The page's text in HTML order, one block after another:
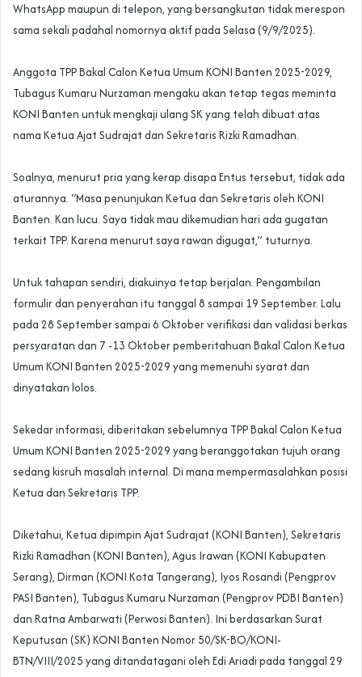
WhatsApp maupun di telepon, yang bersangkutan tidak merespon
sama sekali padahal nomornya aktif pada Selasa (9/9/2025).
‎Anggota TPP Bakal Calon Ketua Umum KONI Banten 2025-2029,
Tubagus Kumaru Nurzaman mengaku akan tetap tegas meminta
KONI Banten untuk mengkaji ulang SK yang telah dibuat atas
nama Ketua Ajat Sudrajat dan Sekretaris Rizki Ramadhan.
‎Soalnya, menurut pria yang kerap disapa Entus tersebut, tidak ada
aturannya. “Masa penunjukan Ketua dan Sekretaris oleh KONI
Banten. Kan lucu. Saya tidak mau dikemudian hari ada gugatan
terkait TPP. Karena menurut saya rawan digugat,” tuturnya.
‎Untuk tahapan sendiri, diakuinya tetap berjalan. Pengambilan
formulir dan penyerahan itu tanggal 8 sampai 19 September. Lalu
pada 28 September sampai 6 Oktober verifikasi dan validasi berkas
persyaratan dan 7 -13 Oktober pemberitahuan Bakal Calon Ketua
Umum KONI Banten 2025-2029 yang memenuhi syarat dan
dinyatakan lolos.
‎Sekedar informasi, diberitakan sebelumnya TPP Bakal Calon Ketua
Umum KONI Banten 2025-2029 yang beranggotakan tujuh orang
sedang kisruh masalah internal. Di mana mempermasalahkan posisi
Ketua dan Sekretaris TPP.
‎Diketahui, Ketua dipimpin Ajat Sudrajat (KONI Banten), Sekretaris
Rizki Ramadhan (KONI Banten), Agus Irawan (KONI Kabupaten
Serang), Dirman (KONI Kota Tangerang), Iyos Rosandi (Pengprov
PASI Banten), Tubagus Kumaru Nurzaman (Pengprov PDBI Banten)
dan Ratna Ambarwati (Perwosi Banten). Ini berdasarkan Surat
Keputusan (SK) KONI Banten Nomor 50/SK-BO/KONI-
BTN/VIII/2025 yang ditandatagani oleh Edi Ariadi pada tanggal 29